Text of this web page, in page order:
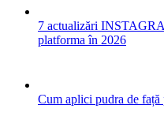
7 actualizări
platforma în 2026
Cum aplici pudra de față